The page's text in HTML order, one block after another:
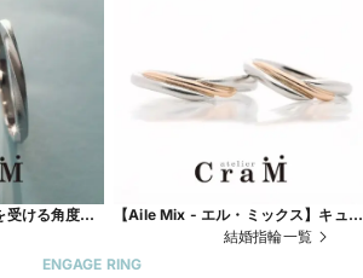
受ける角度に
【Aile Mix - エル・ミックス】キュー
トなぷっくり立体フォルム｜Atelier
CraM
結婚指輪一覧
ENGAGE RING